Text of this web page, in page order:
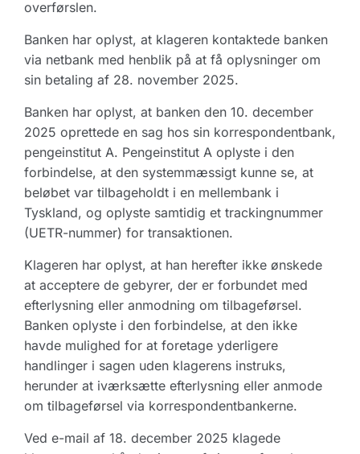
overførslen.
Banken har oplyst, at klageren kontaktede banken
via netbank med henblik på at få oplysninger om
sin betaling af 28. november 2025.
Banken har oplyst, at banken den 10. december
2025 oprettede en sag hos sin korrespondentbank,
pengeinstitut A. Pengeinstitut A oplyste i den
forbindelse, at den systemmæssigt kunne se, at
beløbet var tilbageholdt i en mellembank i
Tyskland, og oplyste samtidig et trackingnummer
(UETR-nummer) for transaktionen.
Klageren har oplyst, at han herefter ikke ønskede
at acceptere de gebyrer, der er forbundet med
efterlysning eller anmodning om tilbageførsel.
Banken oplyste i den forbindelse, at den ikke
havde mulighed for at foretage yderligere
handlinger i sagen uden klagerens instruks,
herunder at iværksætte efterlysning eller anmode
om tilbageførsel via korrespondentbankerne.
Ved e-mail af 18. december 2025 klagede